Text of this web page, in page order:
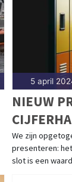
5 april
NIEUW
VOOR
We zijn
presenteren:
slot is een